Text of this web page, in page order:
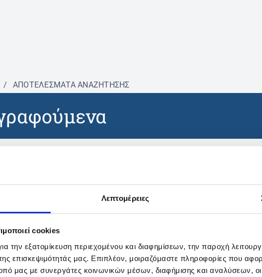
Λεπτομέρειες
cookies
την εξατομίκευση περιεχομένου και διαφημίσεων, την παροχή
επισκεψιμότητάς μας. Επιπλέον, μοιραζόμαστε πληροφορίες που
μας με συνεργάτες κοινωνικών μέσων, διαφήμισης και αναλύσεων,
/ ΑΠΟΤΕΛΕΣΜΑΤΑ ΑΝΑΖΗΤΗΣΗΣ
βρέθηκαν προϊόντα με τα